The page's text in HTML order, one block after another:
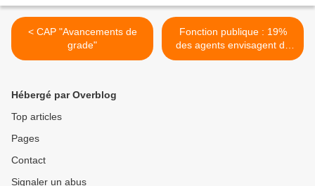
< CAP "Avancements de
grade"
Fonction publique : 19%
des agents envisagent de
travailler à la retraite >
Hébergé par Overblog
Top articles
Pages
Contact
Signaler un abus